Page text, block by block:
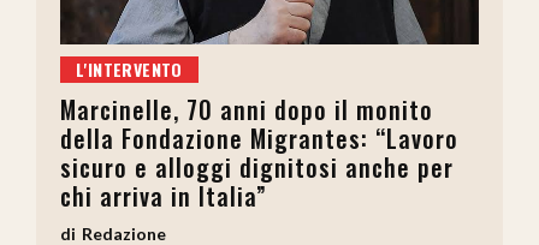
L'INTERVENTO
Marcinelle, 70 anni dopo il monito
della Fondazione Migrantes: “Lavoro
sicuro e alloggi dignitosi anche per
chi arriva in Italia”
Redazione